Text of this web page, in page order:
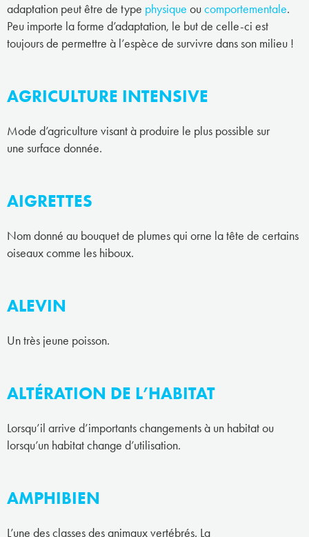
adaptation peut être de type physique oucomportementale.
Peu importe la forme d’adaptation, le but de celle-ci est
toujours de permettre à l’espèce de survivre dans son milieu !
AGRICULTURE INTENSIVE
Mode d’agriculture visant à produire le plus possible sur
une surface donnée.
AIGRETTES
Nom donné au bouquet de plumes qui orne la tête de certains
oiseaux comme les hiboux.
ALEVIN
Un très jeune poisson.
ALTÉRATION DE L’HABITAT
Lorsqu’il arrive d’importants changements à un habitat ou
lorsqu’un habitat change d’utilisation.
AMPHIBIEN
L’une des classes des animaux vertébrés. La